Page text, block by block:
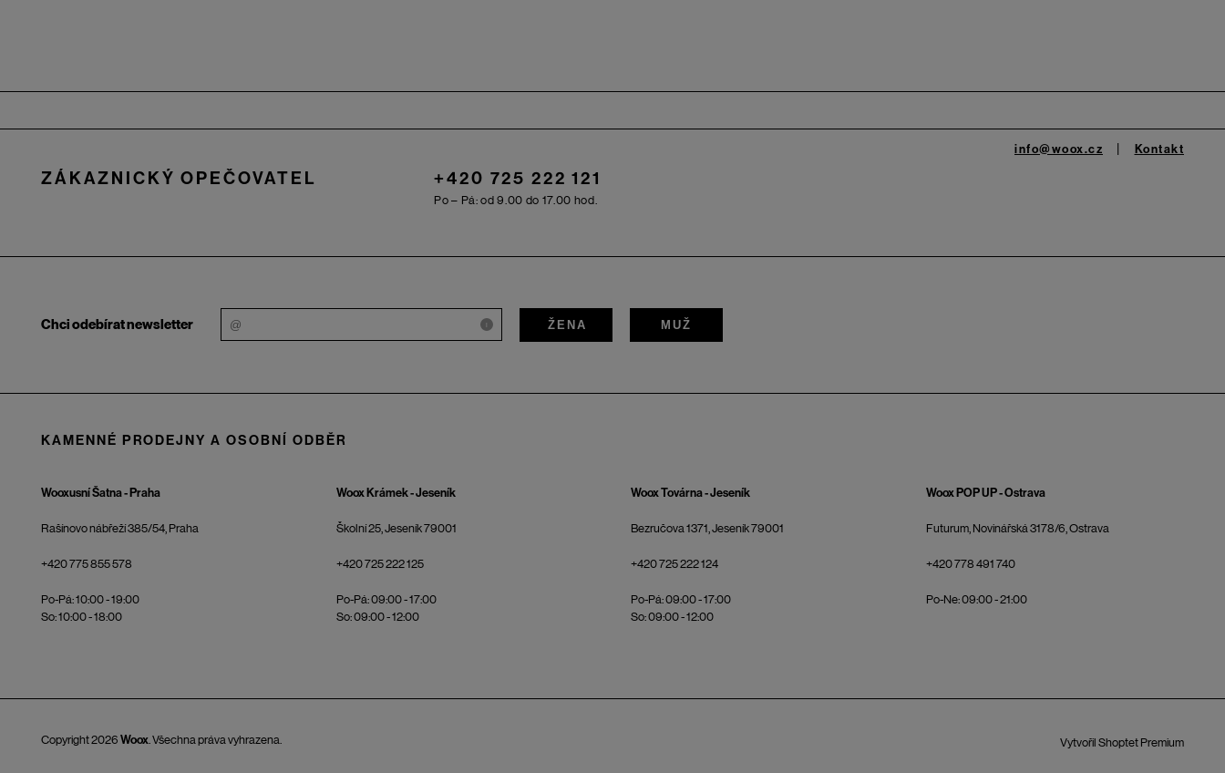
ZÁKAZNICKÝ OPEČOVATEL +420 725 222 121
Po – Pá: od 9.00 do 17.00 hod.
info@woox.cz Kontakt
Chci odebírat newsletter i ŽENA MUŽ
KAMENNÉ PRODEJNY A OSOBNÍ ODBĚR
Wooxusní Šatna - Praha
Rašínovo nábřeží 385/54, Praha
+420 775 855 578
Po-Pá: 10:00 - 19:00
So: 10:00 - 18:00
Woox Krámek - Jeseník
Školní 25, Jeseník 79001
+420 725 222 125
Po-Pá: 09:00 - 17:00
So: 09:00 - 12:00
Woox Továrna - Jeseník
Bezručova 1371, Jeseník 79001
+420 725 222 124
Po-Pá: 09:00 - 17:00
So: 09:00 - 12:00
Woox POP UP - Ostrava
Futurum, Novinářská 3178/6, Ostrava
+420 778 491 740
Po-Ne: 09:00 - 21:00
Vytvořil Shoptet Premium
Copyright 2026 Woox. Všechna práva vyhrazena.